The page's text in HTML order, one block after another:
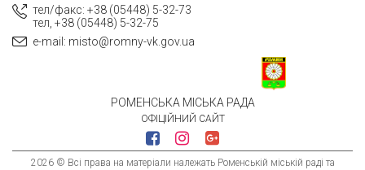
РОМЕНСЬКА МІСЬКА РАДА
ОФІЦІЙНИЙ САЙТ
2026 © Всі права на матеріали належать Роменській міській раді та
тел/факс: +38 (05448) 5-32-73
тел, +38 (05448) 5-32-75
e-mail: misto@romny-vk.gov.ua